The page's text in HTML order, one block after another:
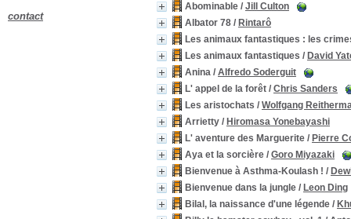
Abominable / Jill Culton
Albator 78 / Rintarô
Les animaux fantastiques : les
Les animaux fantastiques / David
Anina / Alfredo Soderguit
L' appel de la forêt / Chris Sanders
Les aristochats / Wolfgang
Arrietty / Hiromasa Yonebayashi
L' aventure des Marguerite / Pierre
Aya et la sorcière / Goro Miyazaki
Bienvenue à Asthma-Koulash ! /
Bienvenue dans la jungle / Leon Ding
Bilal, la naissance d'une légende /
contact